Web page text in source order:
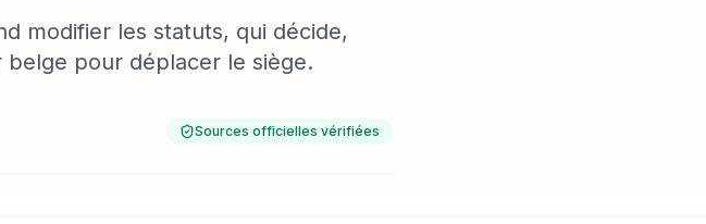
modifier les statuts, qui décide,
pour déplacer le siège.
Sources officielles vérifiées